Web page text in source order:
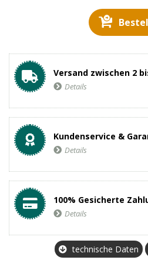
Versand zwischen 2
Details
Kundenservice &
Details
100% Gesicherte
Details
technische Daten